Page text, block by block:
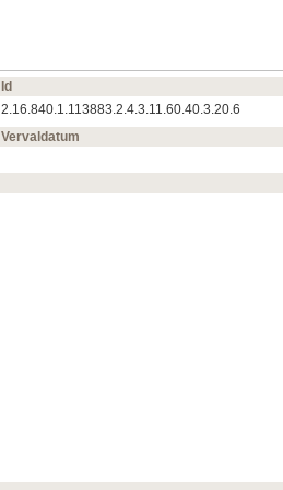
Id
2.16.840.1.113883.2.4.3.11.60.40.3.20.6
Vervaldatum